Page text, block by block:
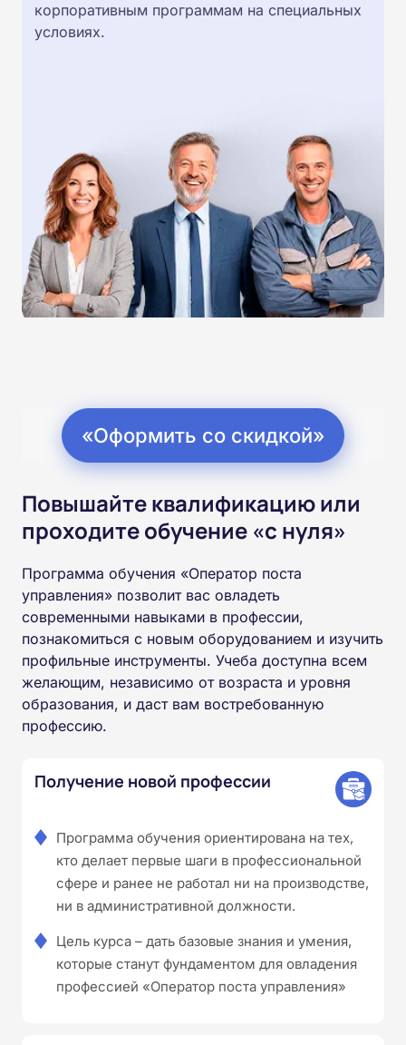
корпоративным программам на специальных
условиях.
«Оформить со скидкой»
Повышайте квалификацию или
проходите обучение «с нуля»
Программа обучения «Оператор поста
управления» позволит вас овладеть
современными навыками в профессии,
познакомиться с новым оборудованием и изучить
профильные инструменты. Учеба доступна всем
желающим, независимо от возраста и уровня
образования, и даст вам востребованную
профессию.
Получение новой профессии
Программа обучения ориентирована на тех,
кто делает первые шаги в профессиональной
сфере и ранее не работал ни на производстве,
ни в административной должности.
Цель курса – дать базовые знания и умения,
которые станут фундаментом для овладения
профессией «Оператор поста управления»